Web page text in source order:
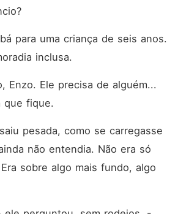
para uma criança de seis anos.
inclusa.
Enzo. Ele precisa de alguém...
que fique.
pesada, como se carregasse
não entendia. Não era só
sobre algo mais fundo, algo